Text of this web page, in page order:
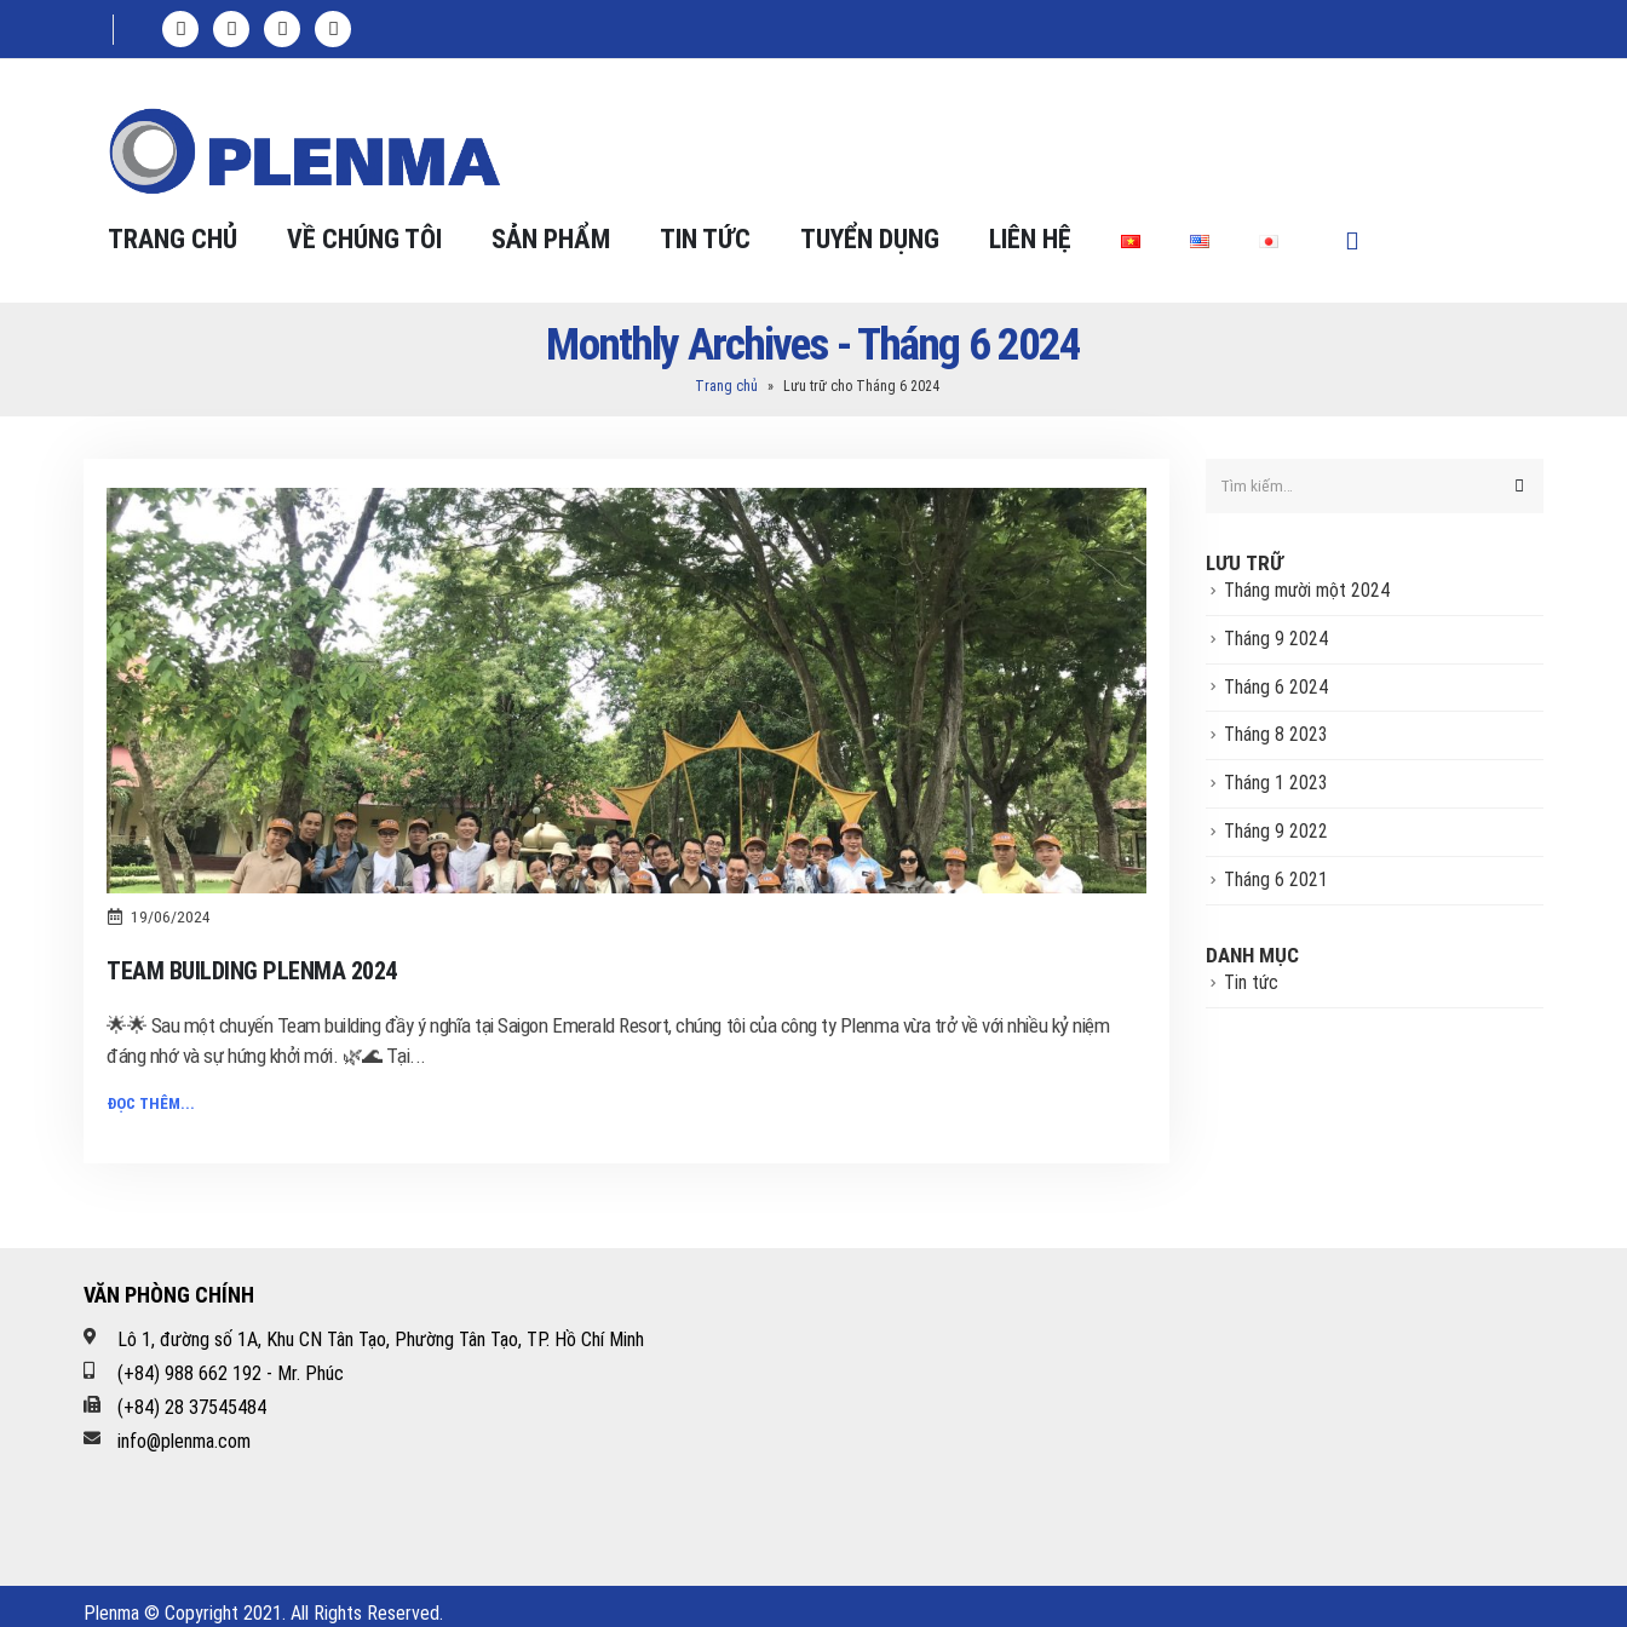
TRANG CHỦ VỀ CHÚNG TÔI SẢN PHẨM TIN TỨC TUYỂN DỤNG LIÊN HỆ
Monthly Archives - Tháng 6 2024
Trang chủ » Lưu trữ cho Tháng 6 2024
19/06/2024
TEAM BUILDING PLENMA 2024
🌟🌟 Sau một chuyến Team building đầy ý nghĩa tại Saigon Emerald Resort, chúng tôi của công ty Plenma vừa trở về với nhiều kỷ niệm
đáng nhớ và sự hứng khởi mới. 🌿🌊 Tại...
ĐỌC THÊM...
LƯU TRỮ
Tháng mười một 2024
Tháng 9 2024
Tháng 6 2024
Tháng 8 2023
Tháng 1 2023
Tháng 9 2022
Tháng 6 2021
DANH MỤC
Tin tức
VĂN PHÒNG CHÍNH
Lô 1, đường số 1A, Khu CN Tân Tạo, Phường Tân Tạo, TP. Hồ Chí Minh
(+84) 988 662 192 - Mr. Phúc
(+84) 28 37545484
info@plenma.com
Plenma © Copyright 2021. All Rights Reserved.